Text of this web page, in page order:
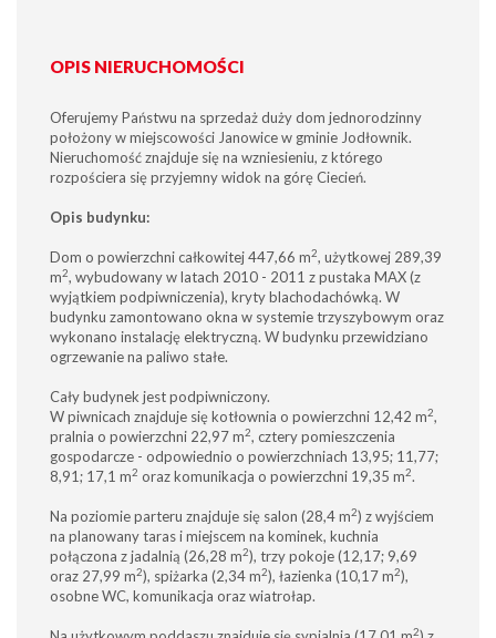
OPIS NIERUCHOMOŚCI
Oferujemy Państwu na sprzedaż duży dom jednorodzinny
położony w miejscowości Janowice w gminie Jodłownik.
Nieruchomość znajduje się na wzniesieniu, z którego
rozpościera się przyjemny widok na górę Ciecień.
Opis budynku:
Dom o powierzchni całkowitej 447,66 m2, użytkowej 289,39
m2, wybudowany w latach 2010 - 2011 z pustaka MAX (z
wyjątkiem podpiwniczenia), kryty blachodachówką. W
budynku zamontowano okna w systemie trzyszybowym oraz
wykonano instalację elektryczną. W budynku przewidziano
ogrzewanie na paliwo stałe.
Cały budynek jest podpiwniczony.
W piwnicach znajduje się kotłownia o powierzchni 12,42 m2,
pralnia o powierzchni 22,97 m2, cztery pomieszczenia
gospodarcze - odpowiednio o powierzchniach 13,95; 11,77;
8,91; 17,1 m2 oraz komunikacja o powierzchni 19,35 m2.
Na poziomie parteru znajduje się salon (28,4 m2) z wyjściem
na planowany taras i miejscem na kominek, kuchnia
połączona z jadalnią (26,28 m2), trzy pokoje (12,17; 9,69
oraz 27,99 m2), spiżarka (2,34 m2), łazienka (10,17 m2),
osobne WC, komunikacja oraz wiatrołap.
2